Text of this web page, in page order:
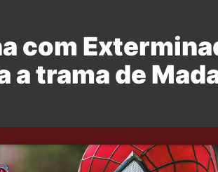
com
a trama de